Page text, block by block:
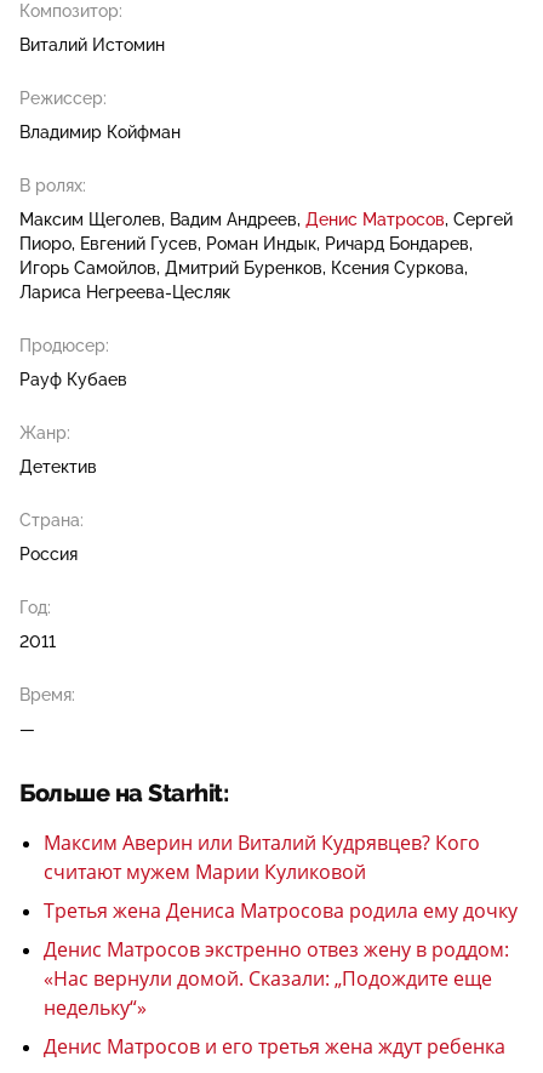
Композитор:
Виталий Истомин
Режиссер:
Владимир Койфман
В ролях:
Максим Щеголев
Вадим Андреев Денис Матросов Сергей
Пиоро Евгений Гусев Роман Индык Ричард Бондарев
Игорь Самойлов Дмитрий Буренков
Ксения Суркова
Лариса Негреева-Цесляк
Продюсер:
Рауф Кубаев
Жанр:
Детектив
Страна:
Россия
Год:
2011
Время:
—
Больше на Starhit:
Максим Аверин или Виталий Кудрявцев? Кого
считают мужем Марии Куликовой
Третья жена Дениса Матросова родила ему дочку
Денис Матросов экстренно отвез жену в роддом:
«Нас вернули домой. Сказали: „Подождите еще
недельку“»
Денис Матросов и его третья жена ждут ребенка